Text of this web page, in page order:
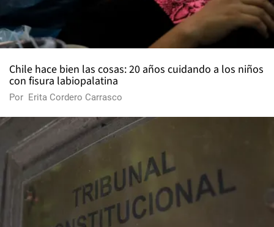
Chile hace bien las cosas: 20 años cuidando a los niños
con fisura labiopalatina
Por Erita Cordero Carrasco